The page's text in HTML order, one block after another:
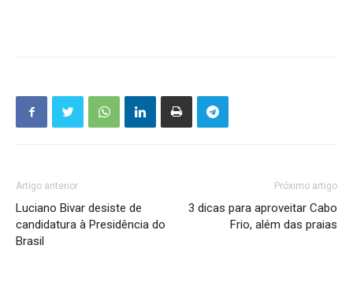
Artigo anterior
Luciano Bivar desiste de
candidatura à Presidência do
Brasil
Próximo artigo
3 dicas para aproveitar Cabo
Frio, além das praias